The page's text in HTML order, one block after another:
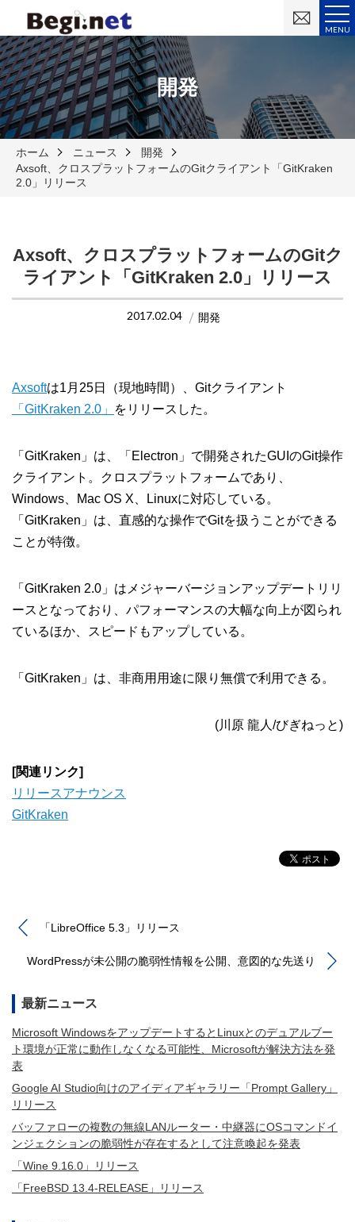
MENU
い
開発
ホーム ニュース
開発
Axsoft、クロスプラットフォームのGitクライアント「GitKraken
2.0」リリース
Axsoft、クロスプラットフォームのGitク
ライアント「GitKraken 2.0」リリース
2017.02.04 開発
Axsoftは1月25日（現地時間）、Gitクライアント
「GitKraken 2.0」
をリリースした。
「GitKraken」は、「Electron」で開発されたGUIのGit操作
クライアント。クロスプラットフォームであり、
Windows、Mac OS X、Linuxに対応している。
「GitKraken」は、直感的な操作でGitを扱うことができる
ことが特徴。
「GitKraken 2.0」はメジャーバージョンアップデートリリ
ースとなっており、パフォーマンスの大幅な向上が図られ
ているほか、スピードもアップしている。
「GitKraken」は、非商用用途に限り無償で利用できる。
(川原 龍人/びぎねっと)
[関連リンク]
リリースアナウンス
GitKraken
「LibreOffice 5.3」リリース
WordPressが未公開の脆弱性情報を公開、意図的な先送り
最新ニュース
Microsoft WindowsをアップデートするとLinuxとのデュアルブー
ト環境が正常に動作しなくなる可能性、Microsoftが解決方法を発
表
Google AI Studio向けのアイディアギャラリー「Prompt Gallery」
リリース
バッファローの複数の無線LANルーター・中継器にOSコマンドイ
ンジェクションの脆弱性が存在するとして注意喚起を発表
「Wine 9.16.0」リリース
「FreeBSD 13.4-RELEASE」リリース